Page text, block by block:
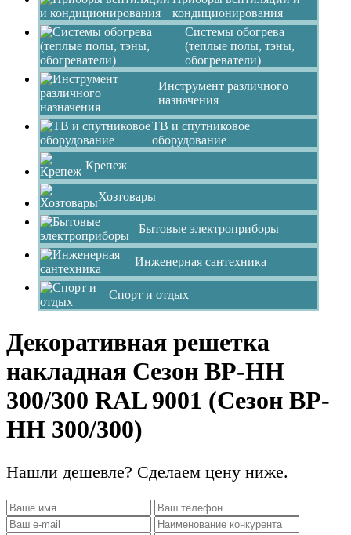
кондиционирования
Системы обогрева
(теплые полы, тэны,
обогреватели)
Инструмент различного
назначения
ТВ и спутниковое
оборудование
Крепеж
Хозтовары
Бытовые электроприборы
Инженерная сантехника
Спорт и отдых
Декоративная решетка
накладная Сезон ВР-НН
300/300 RAL 9001 (Сезон ВР-
НН 300/300)
Нашли дешевле? Сделаем цену ниже.